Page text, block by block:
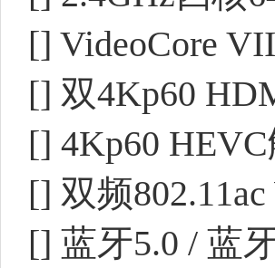
[] VideoCore
[] 双4Kp60
[] 4Kp60
[] 双频
[] 蓝牙5.0 / 蓝